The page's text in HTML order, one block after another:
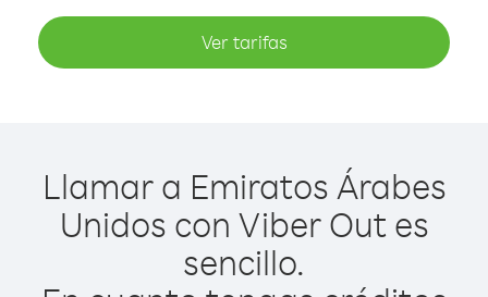
Ver tarifas
Llamar a Emiratos Árabes
Unidos con Viber Out es
sencillo.